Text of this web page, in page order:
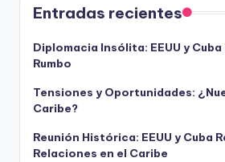
Entradas recientes
Diplomacia Insólita: EEUU y
Rumbo
Tensiones y Oportunidades:
Caribe?
Reunión Histórica: EEUU y Cuba
Relaciones en el Caribe